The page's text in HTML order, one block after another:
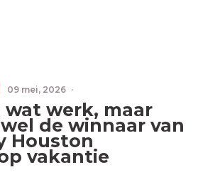
09 mei, 2026 ·
wat werk, maar
de winnaar van
Houston
vakantie